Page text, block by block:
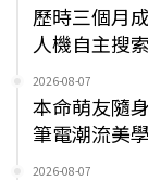
歷時三個月
人機自主搜索
2026-08-07
本命萌友隨
筆電潮流美學
2026-08-07